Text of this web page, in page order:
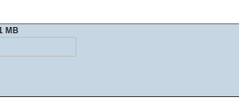
MB